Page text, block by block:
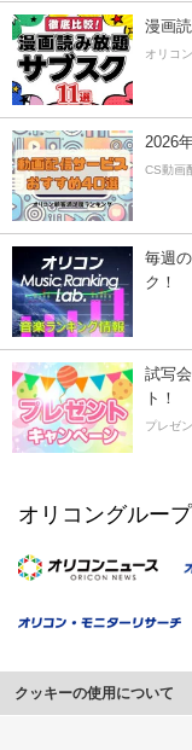
漫画
オリコ
2026
CS動画
毎週
ク！
試写
ト！
プレゼ
オリコングルー
クッキーの使用について
このサイトでは Cookie